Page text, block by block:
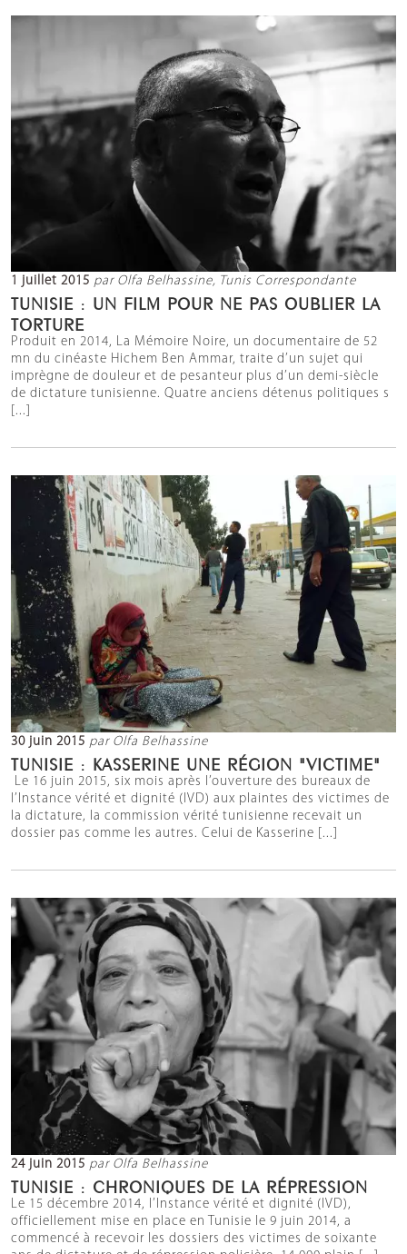
1 juillet 2015 par Olfa Belhassine, Tunis Correspondante
TUNISIE : UN FILM POUR NE PAS OUBLIER LA
TORTURE
Produit en 2014, La Mémoire Noire, un documentaire de 52
mn du cinéaste Hichem Ben Ammar, traite d’un sujet qui
imprègne de douleur et de pesanteur plus d’un demi-siècle
de dictature tunisienne. Quatre anciens détenus politiques s
[...]
30 juin 2015 par Olfa Belhassine
TUNISIE : KASSERINE UNE RÉGION "VICTIME"
Le 16 juin 2015, six mois après l’ouverture des bureaux de
l’Instance vérité et dignité (IVD) aux plaintes des victimes de
la dictature, la commission vérité tunisienne recevait un
dossier pas comme les autres. Celui de Kasserine [...]
24 juin 2015 par Olfa Belhassine
TUNISIE : CHRONIQUES DE LA RÉPRESSION
Le 15 décembre 2014, l’Instance vérité et dignité (IVD),
officiellement mise en place en Tunisie le 9 juin 2014, a
commencé à recevoir les dossiers des victimes de soixante